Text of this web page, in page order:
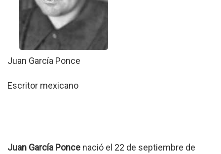
Juan García Ponce
Escritor mexicano
Juan García Ponce nació el 22 de septiembre de